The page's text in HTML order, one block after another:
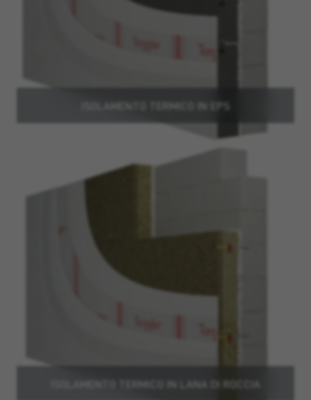
ISOLAMENTO TERMICO IN EPS
ISOLAMENTO TERMICO IN LANA DI ROCCIA